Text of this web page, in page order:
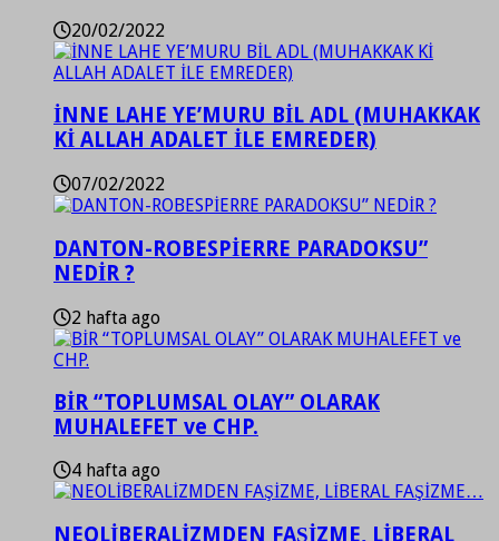
20/02/2022
İNNE LAHE YE’MURU BİL ADL (MUHAKKAK
Kİ ALLAH ADALET İLE EMREDER)
07/02/2022
DANTON-ROBESPİERRE PARADOKSU”
NEDİR ?
2 hafta ago
BİR “TOPLUMSAL OLAY” OLARAK
MUHALEFET ve CHP.
4 hafta ago
NEOLİBERALİZMDEN FAŞİZME, LİBERAL